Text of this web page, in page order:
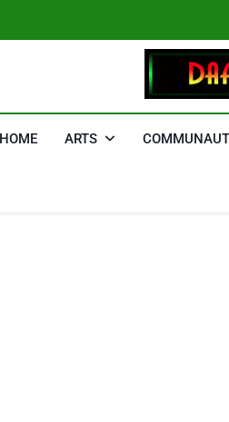
HOME ARTS